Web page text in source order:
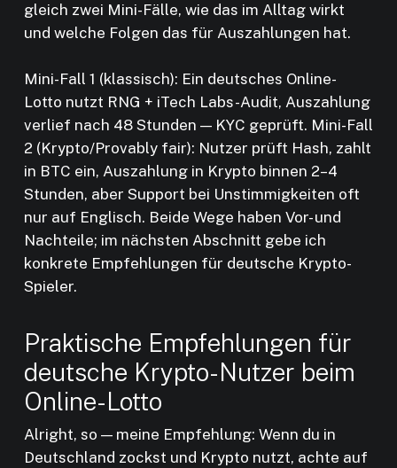
gleich zwei Mini-Fälle, wie das im Alltag wirkt
und welche Folgen das für Auszahlungen hat.
Mini-Fall 1 (klassisch): Ein deutsches Online-
Lotto nutzt RNG + iTech Labs-Audit, Auszahlung
verlief nach 48 Stunden — KYC geprüft. Mini-Fall
2 (Krypto/Provably fair): Nutzer prüft Hash, zahlt
in BTC ein, Auszahlung in Krypto binnen 2–4
Stunden, aber Support bei Unstimmigkeiten oft
nur auf Englisch. Beide Wege haben Vor- und
Nachteile; im nächsten Abschnitt gebe ich
konkrete Empfehlungen für deutsche Krypto-
Spieler.
Praktische Empfehlungen für
deutsche Krypto-Nutzer beim
Online-Lotto
Alright, so — meine Empfehlung: Wenn du in
Deutschland zockst und Krypto nutzt, achte auf